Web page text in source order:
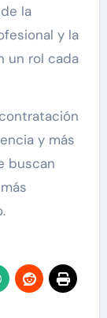
la
y la
un rol cada
y más
buscan